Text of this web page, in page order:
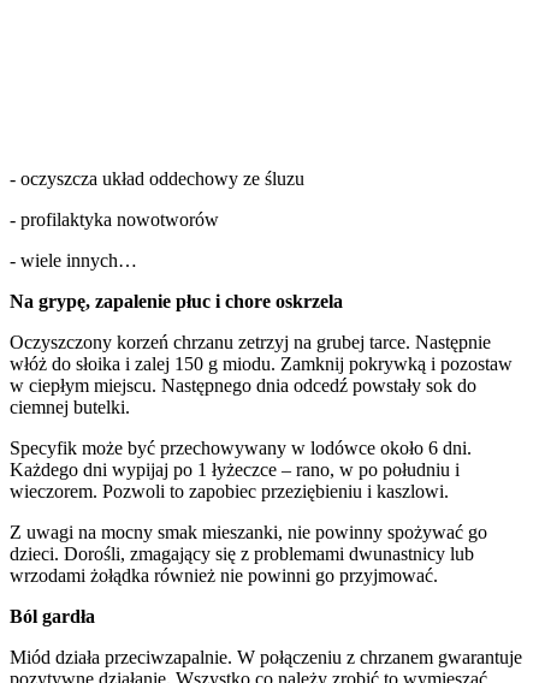
- oczyszcza układ oddechowy ze śluzu
- profilaktyka nowotworów
- wiele innych…
Na grypę, zapalenie płuc i chore oskrzela
Oczyszczony korzeń chrzanu zetrzyj na grubej tarce. Następnie
włóż do słoika i zalej 150 g miodu. Zamknij pokrywką i pozostaw
w ciepłym miejscu. Następnego dnia odcedź powstały sok do
ciemnej butelki.
Specyfik może być przechowywany w lodówce około 6 dni.
Każdego dni wypijaj po 1 łyżeczce – rano, w po południu i
wieczorem. Pozwoli to zapobiec przeziębieniu i kaszlowi.
Z uwagi na mocny smak mieszanki, nie powinny spożywać go
dzieci. Dorośli, zmagający się z problemami dwunastnicy lub
wrzodami żołądka również nie powinni go przyjmować.
Ból gardła
Miód działa przeciwzapalnie. W połączeniu z chrzanem gwarantuje